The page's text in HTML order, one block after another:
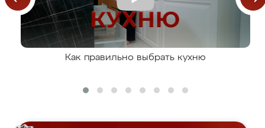
Как правильно выбрать кухню